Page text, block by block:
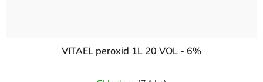
VITAEL peroxid 1L 20 VOL - 6%